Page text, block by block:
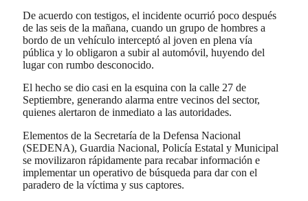
De acuerdo con testigos, el incidente ocurrió poco después
de las seis de la mañana, cuando un grupo de hombres a
bordo de un vehículo interceptó al joven en plena vía
pública y lo obligaron a subir al automóvil, huyendo del
lugar con rumbo desconocido.
El hecho se dio casi en la esquina con la calle 27 de
Septiembre, generando alarma entre vecinos del sector,
quienes alertaron de inmediato a las autoridades.
Elementos de la Secretaría de la Defensa Nacional
(SEDENA), Guardia Nacional, Policía Estatal y Municipal
se movilizaron rápidamente para recabar información e
implementar un operativo de búsqueda para dar con el
paradero de la víctima y sus captores.